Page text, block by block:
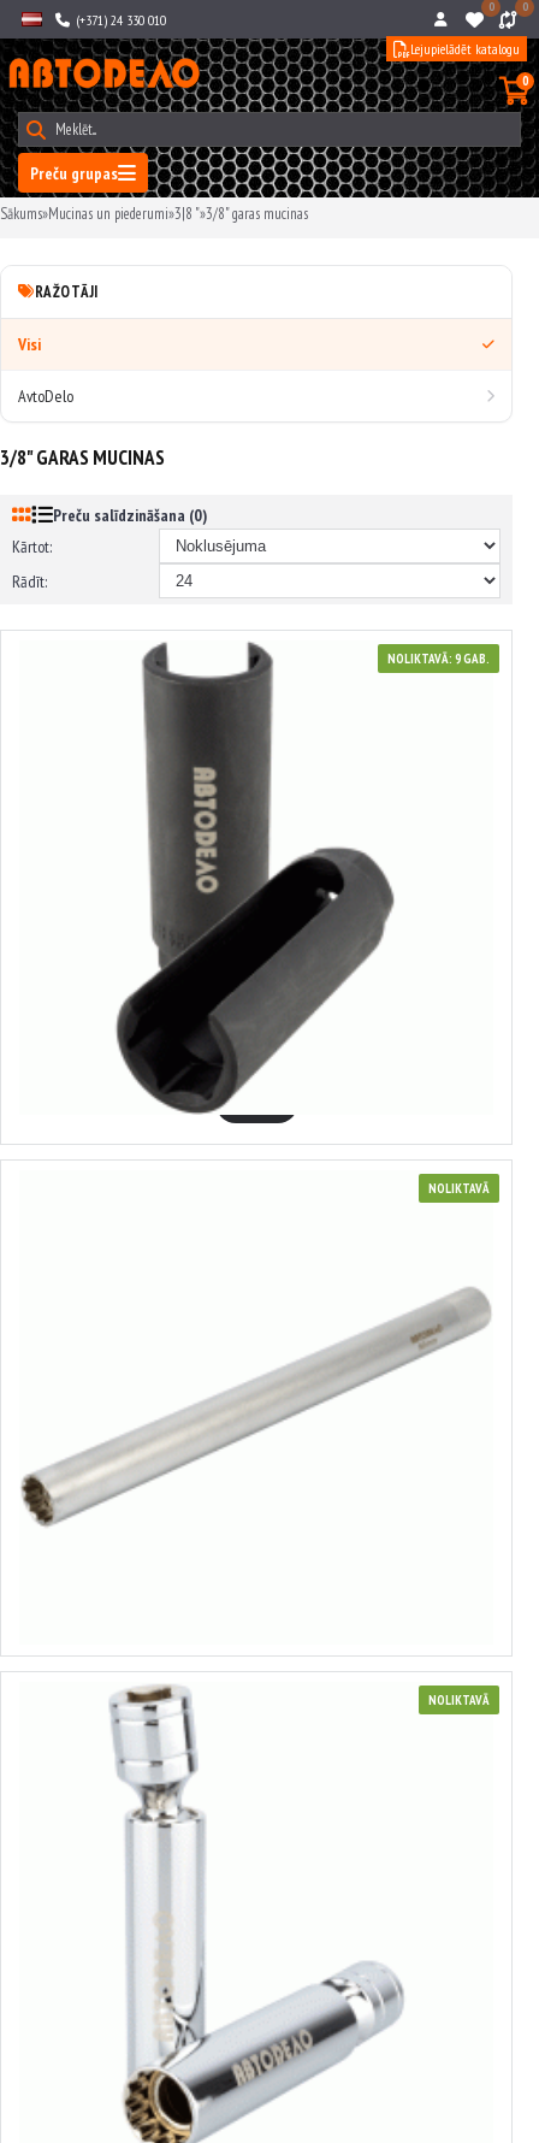
(+371) 24 330 010
0 0
Preču grupas
0
Lejupielādēt katalogu
Sākums»Mucinas un piederumi»3|8 "»3/8" garas mucinas
RAŽOTĀJI
Visi
AvtoDelo
3/8" GARAS MUCINAS
Preču salīdzināšana (0)
Kārtot:
Rādīt:
NOLIKTAVĀ: 9 GAB.
Gara cauruļatslēga skābekļa sensoriem
4.90€
NOLIKTAVĀ
NOLIKTAVĀ
Šarnīra aizdedzes sveču atslēga
no 4.01€ līdz 4.22€
Izvēlēties variantus